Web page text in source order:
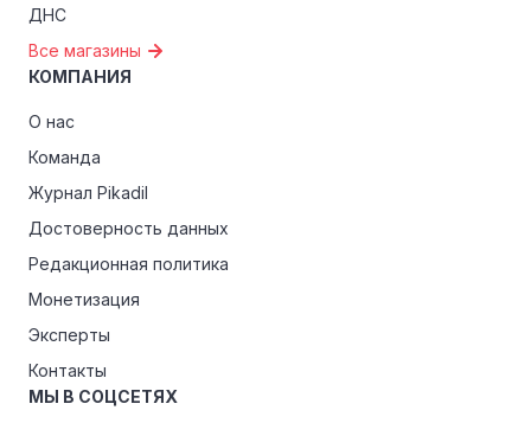
ДНС
Все магазины
КОМПАНИЯ
О нас
Команда
Журнал Pikadil
Достоверность данных
Редакционная политика
Монетизация
Эксперты
Контакты
МЫ В СОЦСЕТЯХ